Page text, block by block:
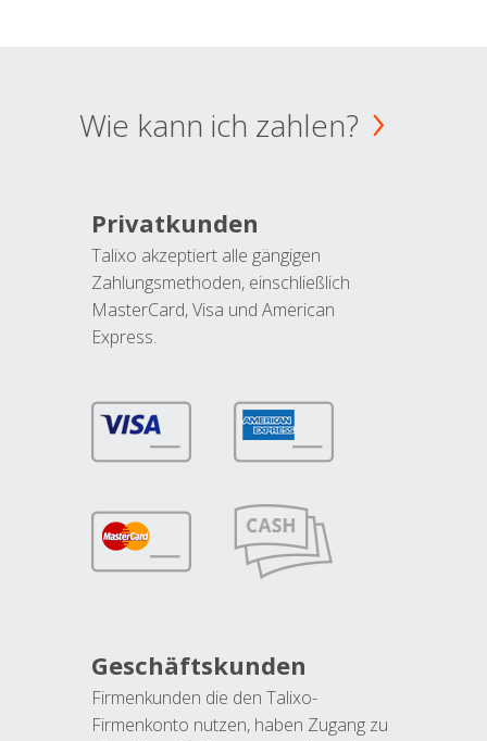
Wie kann ich zahlen?
Privatkunden
Talixo akzeptiert alle gängigen
Zahlungsmethoden, einschließlich
MasterCard, Visa und American
Express.
Geschäftskunden
Firmenkunden die den Talixo-
Firmenkonto nutzen, haben Zugang zu